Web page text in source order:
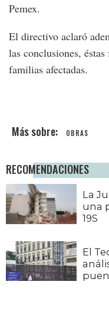
Pemex.
El directivo aclaró
las conclusiones,
familias afectadas.
OBRAS
RECOMENDACIONES
La
una
19S
El